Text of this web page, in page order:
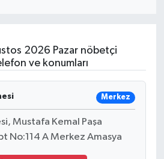
2026 Pazar nöbetçi
ve konumları
Merkez
Mustafa Kemal Paşa
No:114 A Merkez Amasya